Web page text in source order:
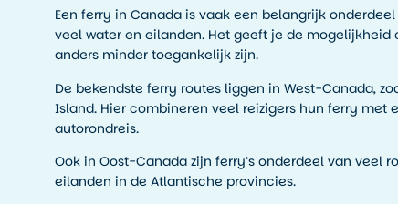
Een ferry in Canada is vaak een belangrijk
veel water en eilanden. Het geeft je de
anders minder toegankelijk zijn.
De bekendste ferry routes liggen in West-Canada,
Island. Hier combineren veel reizigers hun ferry met
autorondreis.
Ook in Oost-Canada zijn ferry’s onderdeel van veel
eilanden in de Atlantische provincies.